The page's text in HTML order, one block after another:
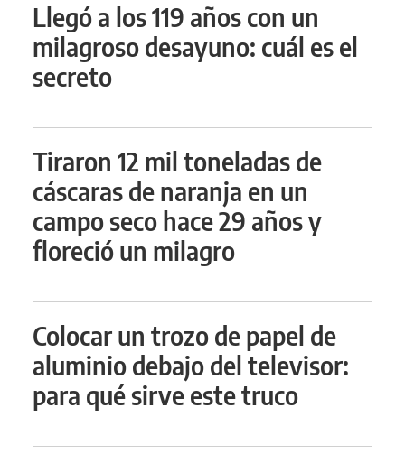
Llegó a los 119 años con un
milagroso desayuno: cuál es el
secreto
Tiraron 12 mil toneladas de
cáscaras de naranja en un
campo seco hace 29 años y
floreció un milagro
Colocar un trozo de papel de
aluminio debajo del televisor:
para qué sirve este truco